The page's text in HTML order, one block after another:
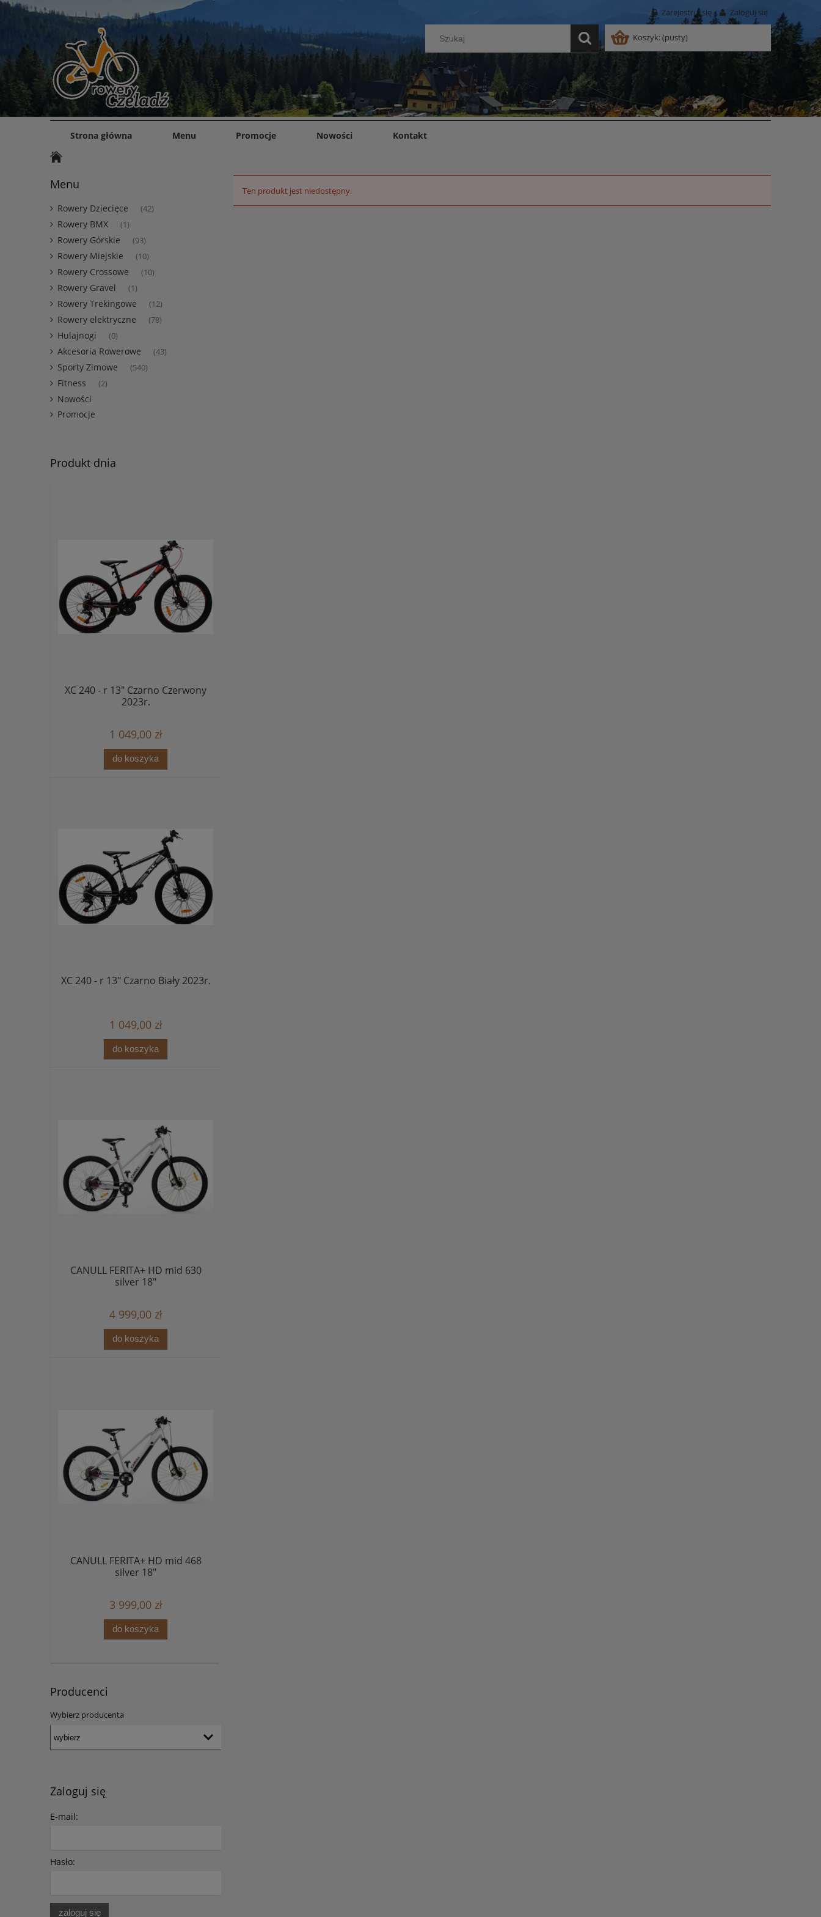
Zarejestruj się Zaloguj się
Koszyk:(pusty)
Strona główna Menu Promocje Nowości Kontakt
Menu
Rowery Dziecięce (42)
Rowery BMX (1)
Rowery Górskie (93)
Rowery Miejskie (10)
Rowery Crossowe (10)
Rowery Gravel (1)
Rowery Trekingowe (12)
Rowery elektryczne (78)
Hulajnogi (0)
Akcesoria Rowerowe (43)
Sporty Zimowe (540)
Fitness (2)
Nowości
Promocje
Produkt dnia
XC 240 - r 13" Czarno Czerwony
2023r.
1 049,00 zł
do koszyka
XC 240 - r 13" Czarno Biały 2023r.
1 049,00 zł
do koszyka
CANULL FERITA+ HD mid 630
silver 18"
4 999,00 zł
do koszyka
CANULL FERITA+ HD mid 468
silver 18"
3 999,00 zł
do koszyka
Producenci
Wybierz producenta
Zaloguj się
E-mail:
Hasło:
zaloguj się
Ten produkt jest niedostępny.